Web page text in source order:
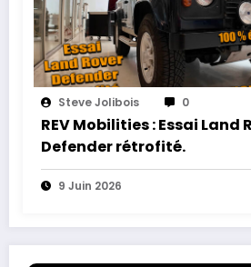
Steve Jolibois 0
REV Mobilities : Essai Land
Defender rétrofité.
9 Juin 2026